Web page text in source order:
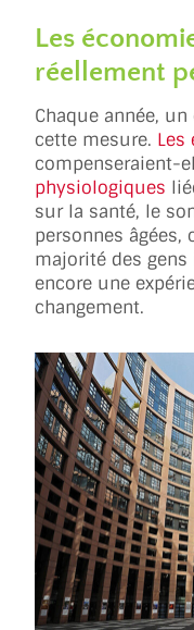
Les
réellement
Chaque année,
cette mesure. Les
compenseraient-
physiologiques
sur la santé, le
personnes âgées,
majorité des
encore une
changement.